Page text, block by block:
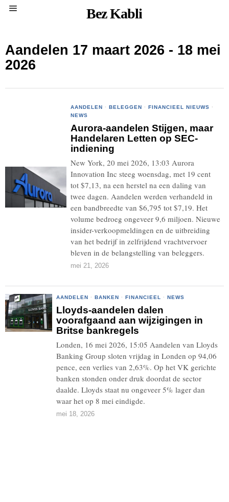
Bez Kabli
Aandelen 17 maart 2026 - 18 mei
2026
AANDELEN · BELEGGEN · FINANCIEEL NIEUWS ·
NEWS
Aurora-aandelen Stijgen, maar
Handelaren Letten op SEC-
indiening
New York, 20 mei 2026, 13:03 Aurora
Innovation Inc steeg woensdag, met 19 cent
tot $7,13, na een herstel na een daling van
twee dagen. Aandelen werden verhandeld in
een bandbreedte van $6,795 tot $7,19. Het
volume bedroeg ongeveer 9,6 miljoen. Nieuwe
insider-verkoopmeldingen en de uitbreiding
van het bedrijf in zelfrijdend vrachtvervoer
bleven in de belangstelling van beleggers.
mei 21, 2026
AANDELEN · BANKEN · FINANCIEEL · NEWS
Lloyds-aandelen dalen
voorafgaand aan wijzigingen in
Britse bankregels
Londen, 16 mei 2026, 15:05 Aandelen van Lloyds
Banking Group sloten vrijdag in Londen op 94,06
pence, een verlies van 2,63%. Op het VK gerichte
banken stonden onder druk doordat de sector
daalde. Lloyds staat nu ongeveer 5% lager dan
waar het op 8 mei eindigde.
mei 18, 2026